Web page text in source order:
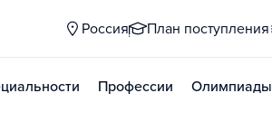
Россия План поступления
Профессии Олимпиады